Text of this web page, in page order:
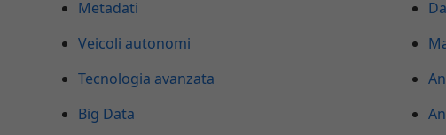
Metadati
Veicoli autonomi
Tecnologia avanzata
Big Data